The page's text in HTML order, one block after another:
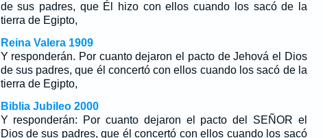
de sus padres, que Él hizo con ellos cuando los sacó de la
tierra de Egipto,
Reina Valera 1909
Y responderán. Por cuanto dejaron el pacto de Jehová el Dios
de sus padres, que él concertó con ellos cuando los sacó de la
tierra de Egipto,
Biblia Jubileo 2000
Y responderán: Por cuanto dejaron el pacto del SEÑOR el
Dios de sus padres, que él concertó con ellos cuando los sacó